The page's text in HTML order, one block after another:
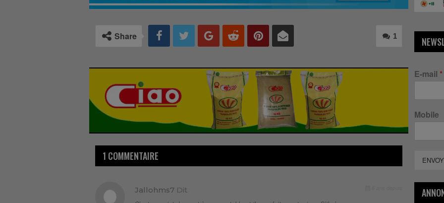
1
Share
1 COMMENTAIRE
Jallohms7 Dit
E-mail *
Mobile